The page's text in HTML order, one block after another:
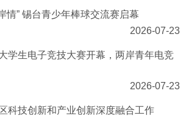
情” 锡台青少年棒球交流赛启幕
2026-07-23
学生电子竞技大赛开幕，两岸青年电竞
2026-07-23
科技创新和产业创新深度融合工作